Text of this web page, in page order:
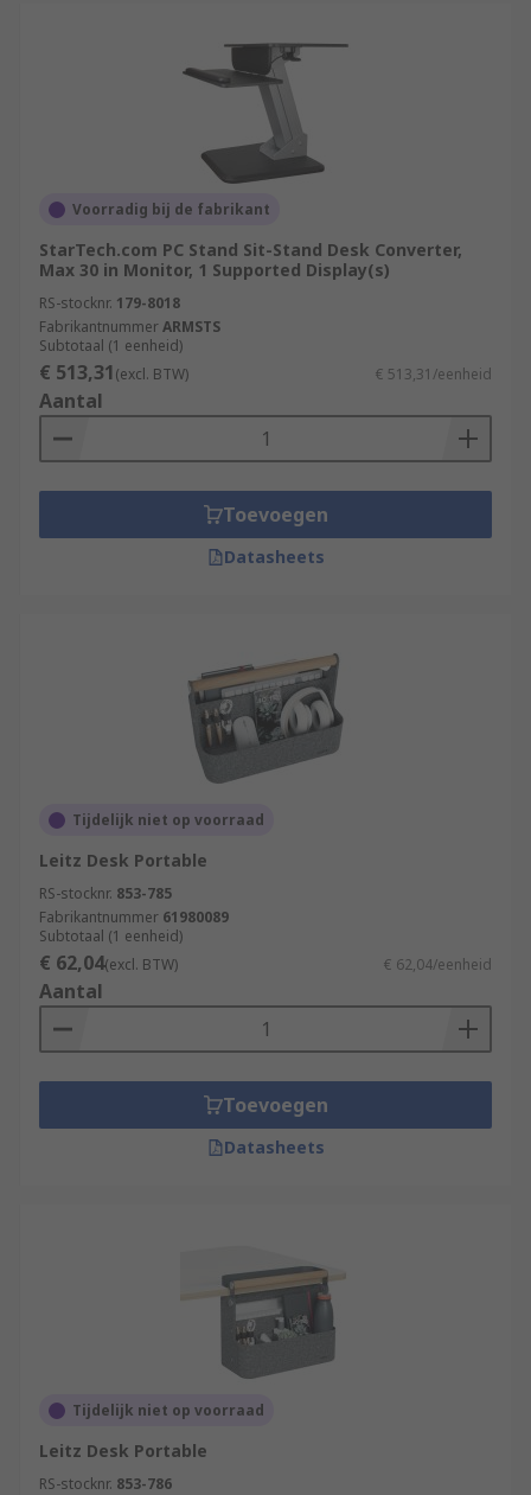
Voorradig bij de fabrikant
StarTech.com PC Stand Sit-Stand Desk Converter,
Max 30 in Monitor, 1 Supported Display(s)
RS-stocknr. 179-8018
FabrikantnummerARMSTS
Subtotaal (1 eenheid)
€ 513,31(excl. BTW) € 513,31/eenheid
Aantal
Toevoegen
Datasheets
Tijdelijk niet op voorraad
Leitz Desk Portable
RS-stocknr. 853-785
Fabrikantnummer 61980089
Subtotaal (1 eenheid)
€ 62,04(excl. BTW) € 62,04/eenheid
Aantal
Toevoegen
Datasheets
Tijdelijk niet op voorraad
Leitz Desk Portable
RS-stocknr. 853-786